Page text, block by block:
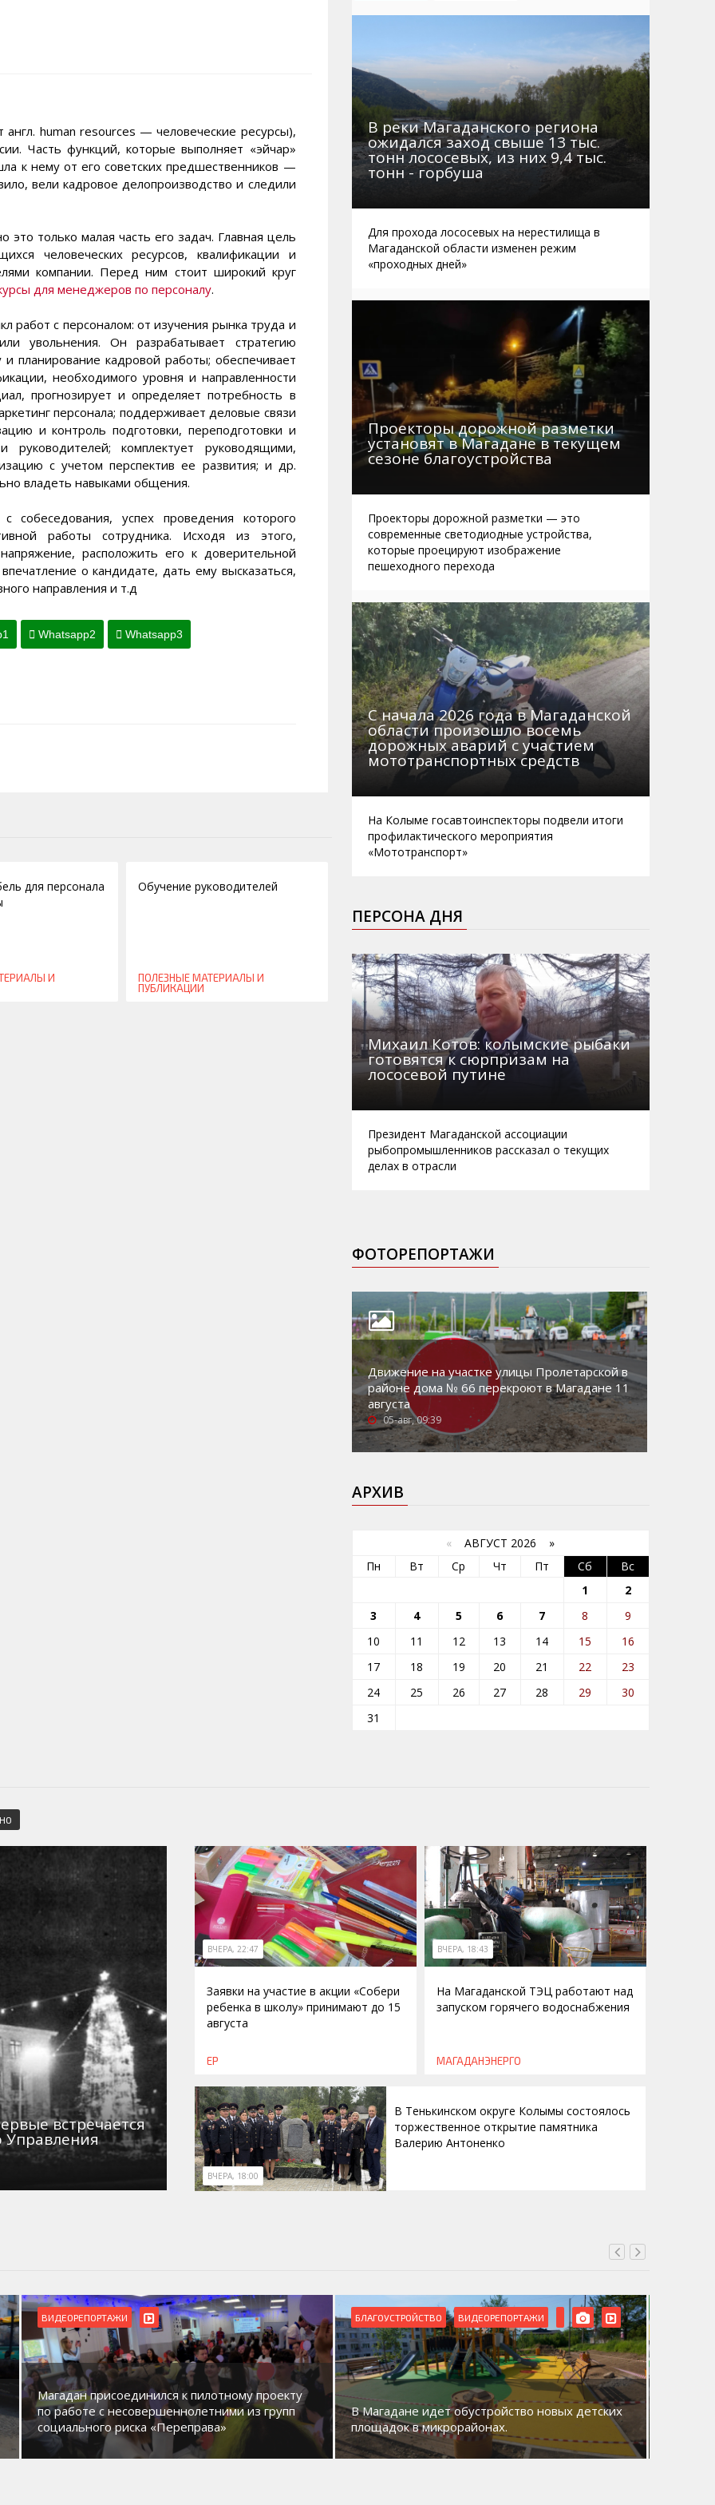
вебкамеры в Магадане
Автобусы Магадан – Аэропорт
Таблица приливов отливов
Магадан в Instagram
Не мусорить
Браконьеры
human resources — человеческие ресурсы),
Часть функций, которые выполняет «эйчар»
к нему от его советских предшественников —
вели кадровое делопроизводство и следили
только малая часть его задач. Главная цель
человеческих ресурсов, квалификации и
компании. Перед ним стоит широкий круг
для менеджеров по персоналу.
работ с персоналом: от изучения рынка труда и
увольнения. Он разрабатывает стратегию
планирование кадровой работы; обеспечивает
необходимого уровня и направленности
прогнозирует и определяет потребность в
персонала; поддерживает деловые связи
и контроль подготовки, переподготовки и
руководителей; комплектует руководящими,
с учетом перспектив ее развития; и др.
владеть навыками общения.
собеседования, успех проведения которого
работы сотрудника. Исходя из этого,
расположить его к доверительной
о кандидате, дать ему высказаться,
направления и т.д
Whatsapp2 Whatsapp3
для персонала
И
Обучение руководителей
ПОЛЕЗНЫЕ МАТЕРИАЛЫ И
ПУБЛИКАЦИИ
В реки Магаданского региона
ожидался заход свыше 13 тыс.
тонн лососевых, из них 9,4 тыс.
тонн - горбуша
Для прохода лососевых на нерестилища в
Магаданской области изменен режим
«проходных дней»
Проекторы дорожной разметки
установят в Магадане в текущем
сезоне благоустройства
Проекторы дорожной разметки — это
современные светодиодные устройства,
которые проецируют изображение
пешеходного перехода
С начала 2026 года в Магаданской
области произошло восемь
дорожных аварий с участием
мототранспортных средств
На Колыме госавтоинспекторы подвели итоги
профилактического мероприятия
«Мототранспорт»
ПЕРСОНА ДНЯ
Михаил Котов: колымские рыбаки
готовятся к сюрпризам на
лососевой путине
Президент Магаданской ассоциации
рыбопромышленников рассказал о текущих
делах в отрасли
ФОТОРЕПОРТАЖИ
Движение на участке улицы Пролетарской в
районе дома № 66 перекроют в Магадане 11
августа
05-авг, 09:39
АРХИВ
« АВГУСТ 2026 »
Пн
Вт Ср Чт Пт Сб
Вс
1
2
3
4 5 6 7 8
9
10
11 12 13 14 15
16
17
18 19 20 21 22
23
24
25 26 27 28 29
30
31
встречается
Управления
ВЧЕРА, 22:47
Заявки на участие в акции «Собери
ребенка в школу» принимают до 15
августа
ЕР
ВЧЕРА, 18:43
На Магаданской ТЭЦ работают над
запуском горячего водоснабжения
МАГАДАНЭНЕРГО
ВЧЕРА, 18:00
В Тенькинском округе Колымы состоялось
торжественное открытие памятника
Валерию Антоненко
ВИДЕОРЕПОРТАЖИ
Магадан присоединился к пилотному проекту
по работе с несовершеннолетними из групп
социального риска «Переправа»
БЛАГОУСТРОЙСТВО ВИДЕОРЕПОРТАЖИ
В Магадане идет обустройство новых детских
площадок в микрорайонах.